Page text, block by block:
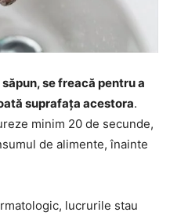
se freacă pentru a
suprafața acestora.
minim 20 de secunde,
de alimente, înainte
lucrurile stau